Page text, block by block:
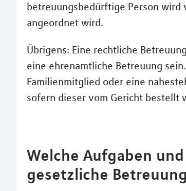
betreuungsbedürftige Person wird
angeordnet wird.
Übrigens: Eine rechtliche
eine ehrenamtliche Betreuung
Familienmitglied oder eine
sofern dieser vom Gericht bestellt
Welche Aufgaben
gesetzliche